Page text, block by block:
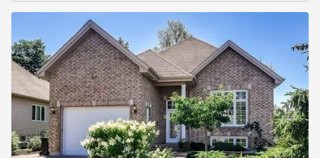
dessus de la TV dans le solarium, armoire de cèdre
au sous-sol,